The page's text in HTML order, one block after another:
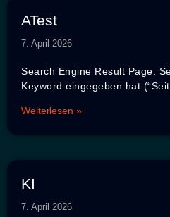
ATest
7. April 2026
Search Engine Result Page:
Keyword eingegeben hat
Weiterlesen »
KI
7. April 2026